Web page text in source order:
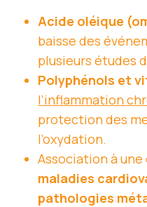
Acide oléique
baisse des
plusieurs études
Polyphénols et
l’inflammation
protection des
l’oxydation.
Association à
maladies
pathologies